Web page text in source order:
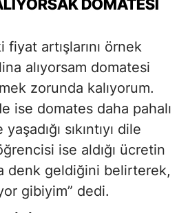
DOMATESI
artışlarını örnek
alıyorsam domatesi
zorunda kalıyorum.
ise domates daha pahalı
sıkıntıyı dile
ise aldığı ücretin
denk geldiğini belirterek,
gibiyim” dedi.